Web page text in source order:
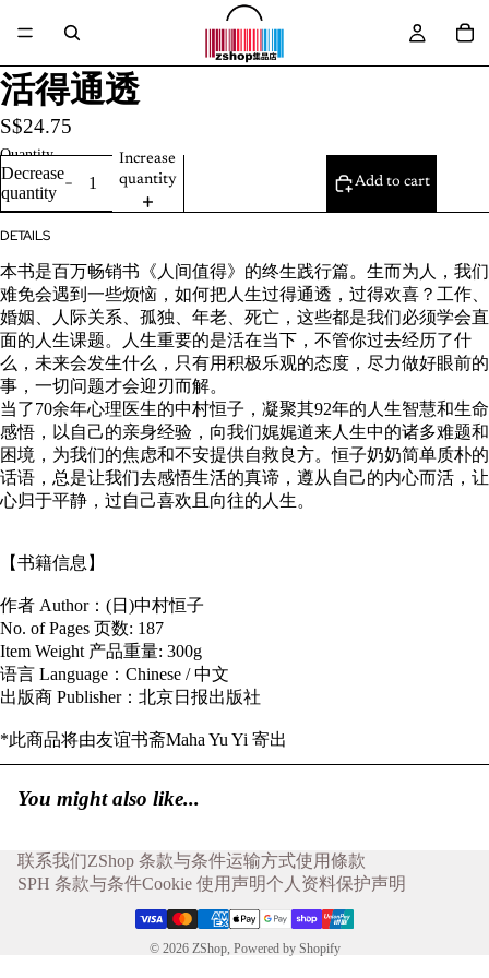
活得通透
S$24.75
Quantity
Decrease
quantity
Increase
quantity
Add to cart
DETAILS
本书是百万畅销书《人间值得》的终生践行篇。生而为人，我们
难免会遇到一些烦恼，如何把人生过得通透，过得欢喜？工作、
婚姻、人际关系、孤独、年老、死亡，这些都是我们必须学会直
面的人生课题。人生重要的是活在当下，不管你过去经历了什
么，未来会发生什么，只有用积极乐观的态度，尽力做好眼前的
事，一切问题才会迎刃而解。
当了70余年心理医生的中村恒子，凝聚其92年的人生智慧和生命
感悟，以自己的亲身经验，向我们娓娓道来人生中的诸多难题和
困境，为我们的焦虑和不安提供自救良方。恒子奶奶简单质朴的
话语，总是让我们去感悟生活的真谛，遵从自己的内心而活，让
心归于平静，过自己喜欢且向往的人生。
【书籍信息】
作者 Author：(日)中村恒子
No. of Pages 页数: 187
Item Weight 产品重量: 300g
语言 Language：Chinese / 中文
出版商 Publisher：北京日报出版社
*此商品将由友谊书斋Maha Yu Yi 寄出
You might also like...
联系我们ZShop 条款与条件运输方式使用條款
SPH 条款与条件Cookie 使用声明个人资料保护声明
© 2026 ZShop, Powered by Shopify